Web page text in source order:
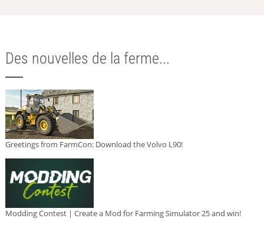
Des nouvelles de la ferme...
Greetings from FarmCon: Download the Volvo L90!
Modding Contest | Create a Mod for Farming Simulator 25 and win!